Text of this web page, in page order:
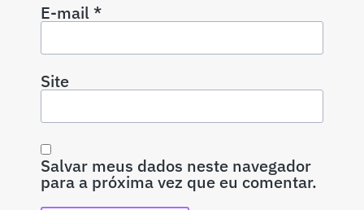
E-mail*
Site
Salvar meus dados neste navegador
para a próxima vez que eu comentar.